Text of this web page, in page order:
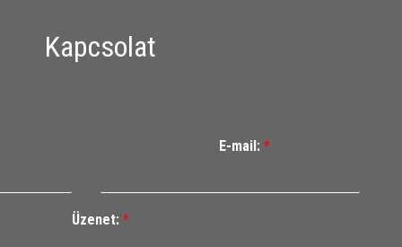
Kapcsolat
E-mail: *
Üzenet: *